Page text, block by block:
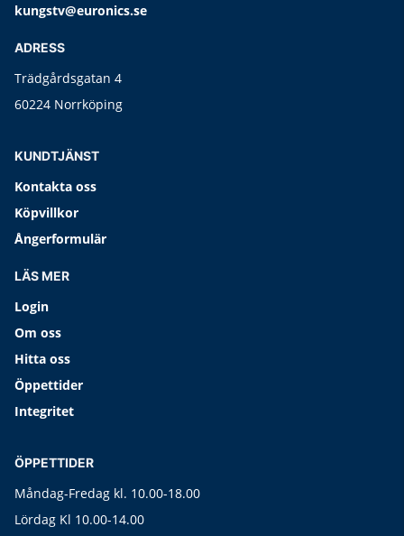
kungstv@euronics.se
ADRESS
Trädgårdsgatan 4
60224 Norrköping
KUNDTJÄNST
Kontakta oss
Köpvillkor
Ångerformulär
LÄS MER
Login
Om oss
Hitta oss
Öppettider
Integritet
ÖPPETTIDER
Måndag-Fredag kl. 10.00-18.00
Lördag Kl 10.00-14.00